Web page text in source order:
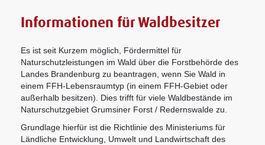
Informationen für Waldbesitzer
Es ist seit Kurzem möglich, Fördermittel für
Naturschutzleistungen im Wald über die Forstbehörde des
Landes Brandenburg zu beantragen, wenn Sie Wald in
einem FFH-Lebensraumtyp (in einem FFH-Gebiet oder
außerhalb besitzen). Dies trifft für viele Waldbestände im
Naturschutzgebiet Grumsiner Forst / Redernswalde zu.
Grundlage hierfür ist die Richtlinie des Ministeriums für
Ländliche Entwicklung, Umwelt und Landwirtschaft des